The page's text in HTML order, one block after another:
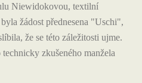
Niewidokovou, textilní
žádost přednesena "Uschi",
že se této záležitosti ujme.
zkušeného manžela